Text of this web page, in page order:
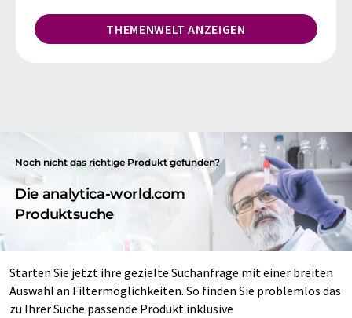
THEMENWELT ANZEIGEN
Noch nicht das richtige Produkt gefunden?
Die analytica-world.com
Produktsuche
Starten Sie jetzt ihre gezielte Suchanfrage mit einer breiten
Auswahl an Filtermöglichkeiten. So finden Sie problemlos das
zu Ihrer Suche passende Produkt inklusive